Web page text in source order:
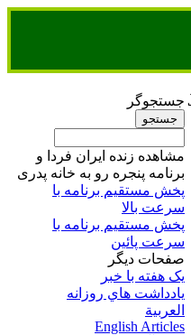
جستجوگر
مشاهده زنده ایران فردا و
برنامه پنجره رو به خانه پدری
پخش مستقیم برنامه‌ ​با
سرعت بالا
پخش مستقیم برنامه‌ ​با
سرعت پائین​
صفحات ديگر
يک هفته با خبر
يادداشت هاي روزانه
العربية
English Articles